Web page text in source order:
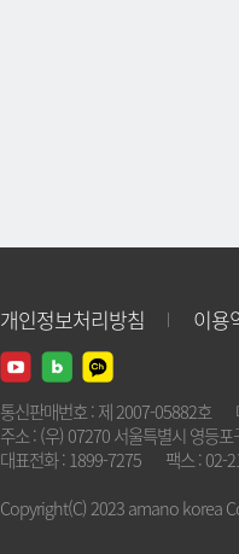
개인정보처리방침 이용
통신판매번호 : 제 2007-05882호
주소 : (우) 07270 서울특별시 영등
대표전화 : 1899-7275
팩스 : 02-
Copyright(C) 2023 amano korea